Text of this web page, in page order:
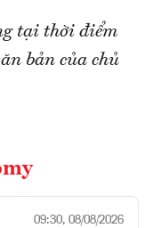
tại thời điểm
bản của chủ
09:30, 08/08/2026